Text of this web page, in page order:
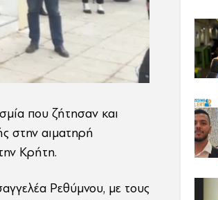
που ζήτησαν και
στην αιματηρή
Κρήτη.
Ρεθύμνου, με τους